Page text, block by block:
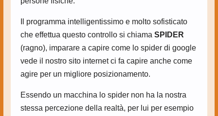
Il programma intelligentissimo e molto sofisticato
che effettua questo controllo si chiama SPIDER
(ragno), imparare a capire come lo spider di google
vede il nostro sito internet ci fa capire anche come
agire per un migliore posizionamento.
Essendo un macchina lo spider non ha la nostra
stessa percezione della realtà, per lui per esempio